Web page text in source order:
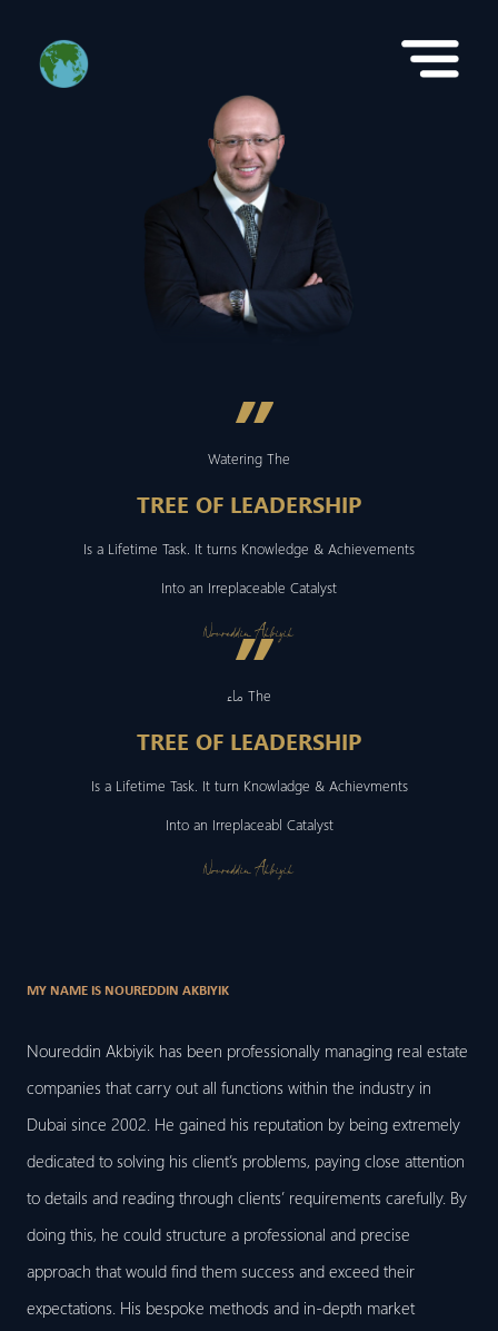
”
Watering The
TREE OF LEADERSHIP
Is a Lifetime Task. It turns Knowledge & Achievements
Into an Irreplaceable Catalyst
Noureddin Akbiyik
”
ماء The
TREE OF LEADERSHIP
Is a Lifetime Task. It turn Knowladge & Achievments
Into an Irreplaceabl Catalyst
Noureddin Akbiyik
MY NAME IS NOUREDDIN AKBIYIK
Noureddin Akbiyik has been professionally managing real estate
companies that carry out all functions within the industry in
Dubai since 2002. He gained his reputation by being extremely
dedicated to solving his client’s problems, paying close attention
to details and reading through clients’ requirements carefully. By
doing this, he could structure a professional and precise
approach that would find them success and exceed their
expectations. His bespoke methods and in-depth market